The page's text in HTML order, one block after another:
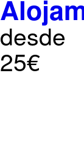
desde
25€